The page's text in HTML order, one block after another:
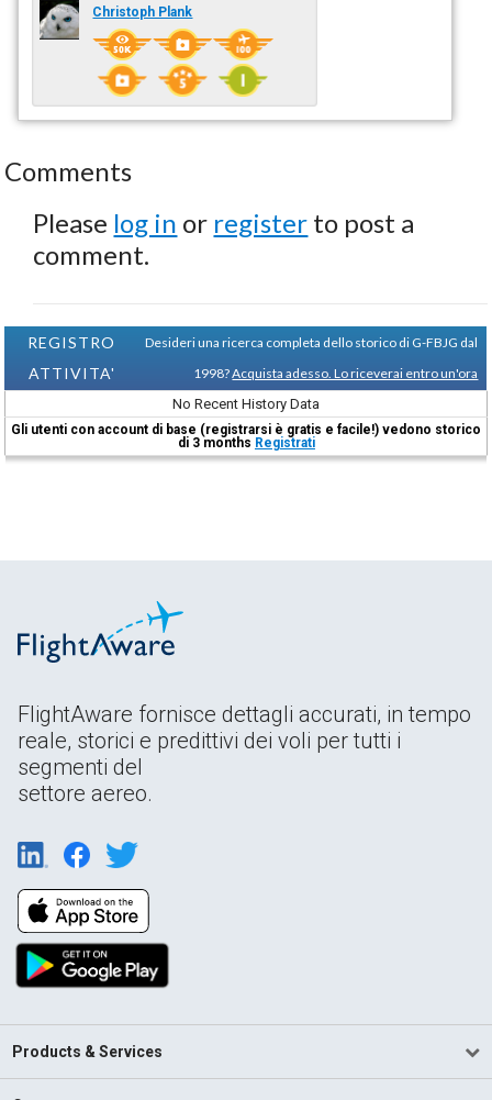
Christoph Plank
Comments
Please log in or register to post a
comment.
REGISTRO
ATTIVITA'
Desideri una ricerca completa dello storico di G-FBJG dal
1998?Acquista adesso. Lo riceverai entro un'ora
No Recent History Data
Gli utenti con account di base (registrarsi è gratis e facile!) vedono storico
di 3 months Registrati
FlightAware fornisce dettagli accurati, in tempo
reale, storici e predittivi dei voli per tutti i
segmenti del
settore aereo.
Products & Services